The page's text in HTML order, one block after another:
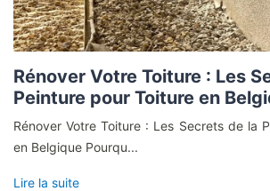
Rénover Votre Toiture : Les
Peinture pour Toiture en
Rénover Votre Toiture : Les Secrets de la
en Belgique Pourqu...
Lire la suite